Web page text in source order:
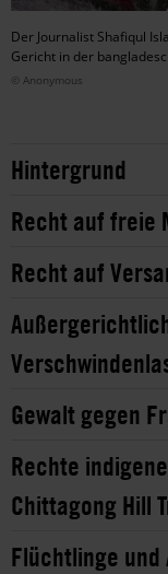
Der Journalist Shafiqul
Gericht in der
© Anonymous
Hintergrund
Recht auf freie
Recht auf
Gewalt gegen
Rechte
Chittagong Hill
Flüchtlinge und